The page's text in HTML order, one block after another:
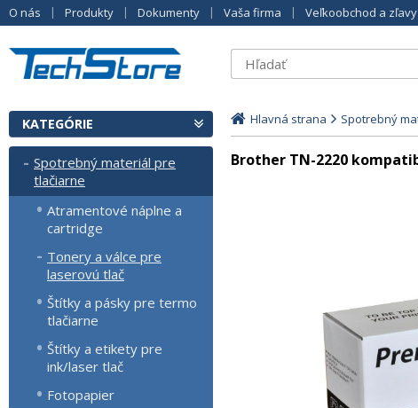
O nás Produkty Dokumenty Vaša firma Veľkoobchod a zľavy
KATEGÓRIE
Spotrebný materiál pre
tlačiarne
Atramentové náplne a
cartridge
Tonery a válce pre
laserovú tlač
Štítky a pásky pre termo
tlačiarne
Štítky a etikety pre
ink/laser tlač
Fotopapier
Hlavná strana Spotrebný
Brother TN-2220